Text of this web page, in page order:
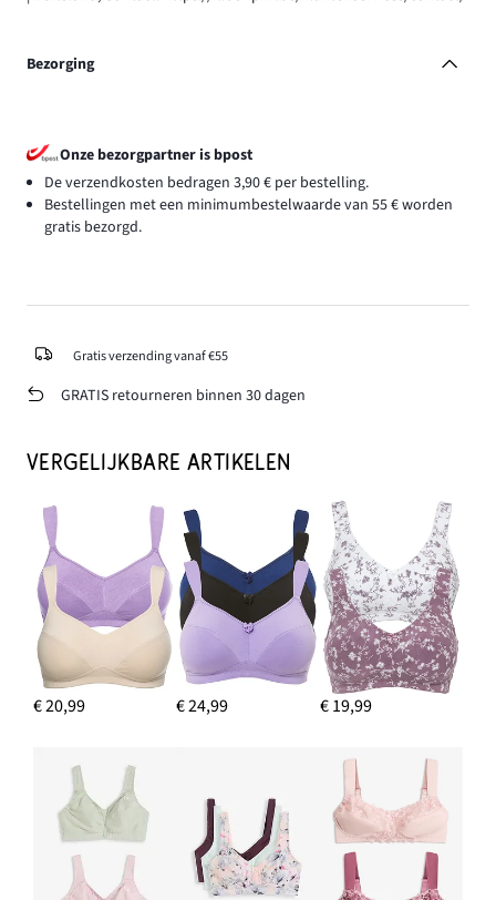
Bezorging
Onze bezorgpartner is bpost
De verzendkosten bedragen 3,90 € per bestelling.
Bestellingen met een minimumbestelwaarde van 55 € worden
gratis bezorgd.
Gratis verzending vanaf €55
GRATIS retourneren binnen 30 dagen
VERGELIJKBARE ARTIKELEN
€ 20,99 € 24,99 € 19,99